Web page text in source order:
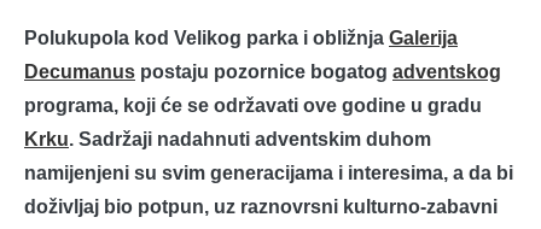
Polukupola kod Velikog parka i obližnja Galerija
Decumanus postaju pozornice bogatog adventskog
programa, koji će se održavati ove godine u gradu
Krku. Sadržaji nadahnuti adventskim duhom
namijenjeni su svim generacijama i interesima, a da bi
doživljaj bio potpun, uz raznovrsni kulturno-zabavni